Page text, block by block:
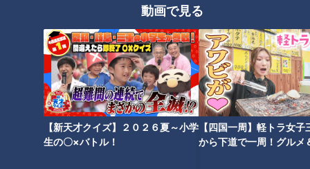
動画で見る
【新天才クイズ】２０２６夏～小学
生の〇×バトル！
【四国一周】軽トラ女子
から下道で一周！グルメ
CBCテレビ：画像「デララバ」